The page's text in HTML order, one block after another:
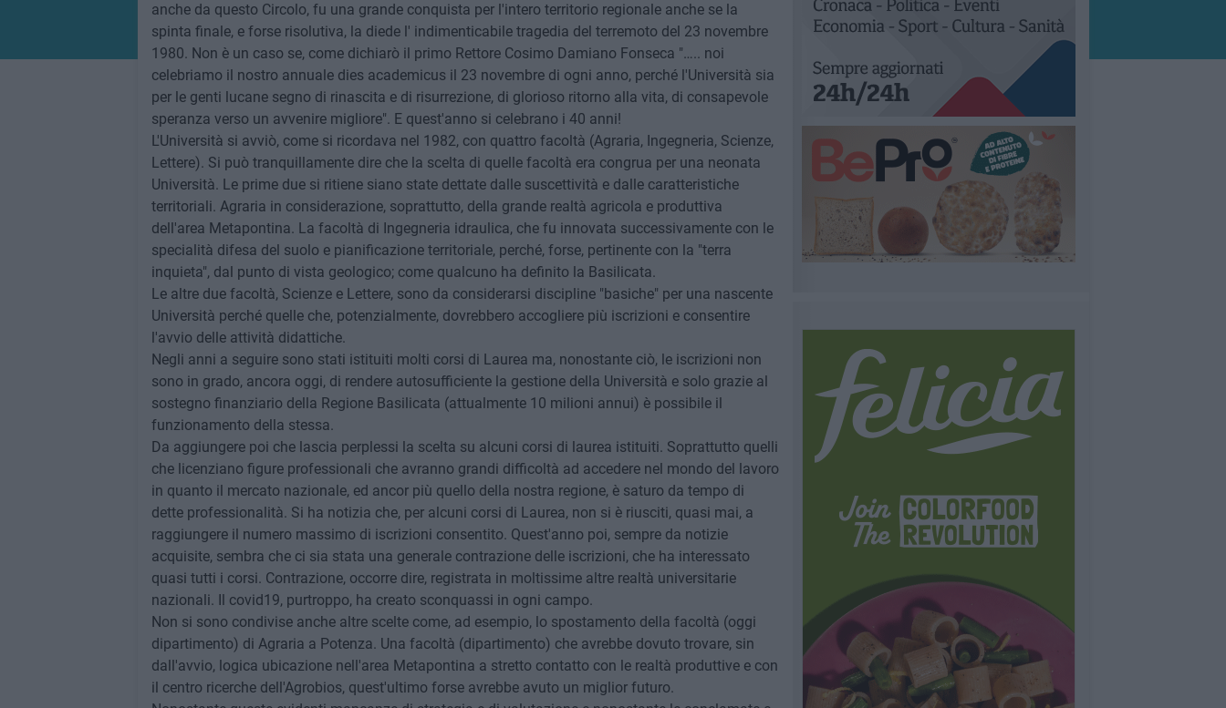
anche da questo Circolo, fu una grande conquista per l'intero territorio regionale anche se la
spinta finale, e forse risolutiva, la diede l' indimenticabile tragedia del terremoto del 23 novembre
1980. Non è un caso se, come dichiarò il primo Rettore Cosimo Damiano Fonseca "….. noi
celebriamo il nostro annuale dies academicus il 23 novembre di ogni anno, perché l'Università sia
per le genti lucane segno di rinascita e di risurrezione, di glorioso ritorno alla vita, di consapevole
speranza verso un avvenire migliore". E quest'anno si celebrano i 40 anni!
L'Università si avviò, come si ricordava nel 1982, con quattro facoltà (Agraria, Ingegneria, Scienze,
Lettere). Si può tranquillamente dire che la scelta di quelle facoltà era congrua per una neonata
Università. Le prime due si ritiene siano state dettate dalle suscettività e dalle caratteristiche
territoriali. Agraria in considerazione, soprattutto, della grande realtà agricola e produttiva
dell'area Metapontina. La facoltà di Ingegneria idraulica, che fu innovata successivamente con le
specialità difesa del suolo e pianificazione territoriale, perché, forse, pertinente con la "terra
inquieta", dal punto di vista geologico; come qualcuno ha definito la Basilicata.
Le altre due facoltà, Scienze e Lettere, sono da considerarsi discipline "basiche" per una nascente
Università perché quelle che, potenzialmente, dovrebbero accogliere più iscrizioni e consentire
l'avvio delle attività didattiche.
Negli anni a seguire sono stati istituiti molti corsi di Laurea ma, nonostante ciò, le iscrizioni non
sono in grado, ancora oggi, di rendere autosufficiente la gestione della Università e solo grazie al
sostegno finanziario della Regione Basilicata (attualmente 10 milioni annui) è possibile il
funzionamento della stessa.
Da aggiungere poi che lascia perplessi la scelta su alcuni corsi di laurea istituiti. Soprattutto quelli
che licenziano figure professionali che avranno grandi difficoltà ad accedere nel mondo del lavoro
in quanto il mercato nazionale, ed ancor più quello della nostra regione, è saturo da tempo di
dette professionalità. Si ha notizia che, per alcuni corsi di Laurea, non si è riusciti, quasi mai, a
raggiungere il numero massimo di iscrizioni consentito. Quest'anno poi, sempre da notizie
acquisite, sembra che ci sia stata una generale contrazione delle iscrizioni, che ha interessato
quasi tutti i corsi. Contrazione, occorre dire, registrata in moltissime altre realtà universitarie
nazionali. Il covid19, purtroppo, ha creato sconquassi in ogni campo.
Non si sono condivise anche altre scelte come, ad esempio, lo spostamento della facoltà (oggi
dipartimento) di Agraria a Potenza. Una facoltà (dipartimento) che avrebbe dovuto trovare, sin
dall'avvio, logica ubicazione nell'area Metapontina a stretto contatto con le realtà produttive e con
il centro ricerche dell'Agrobios, quest'ultimo forse avrebbe avuto un miglior futuro.